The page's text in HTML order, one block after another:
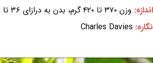
اندازه: وزن ۳۷۰ تا ۴۲۰ گرم، بدن به درازای ۳۶ تا ۴۱ سانتی‌متر
نگاره: Charles Davies